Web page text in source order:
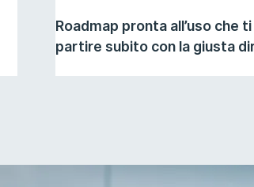
Roadmap pronta all’uso che
partire subito con la giusta